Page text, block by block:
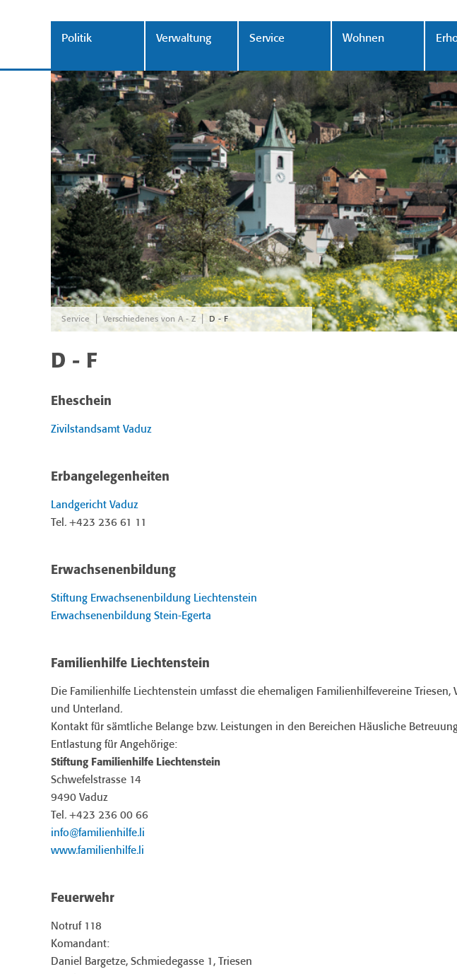
Politik Verwaltung Service Wohnen
Service Verschiedenes von A - Z D - F
D - F
Eheschein
Zivilstandsamt Vaduz
Erbangelegenheiten
Landgericht Vaduz
Tel. +423 236 61 11
Erwachsenenbildung
Stiftung Erwachsenenbildung Liechtenstein
Erwachsenenbildung Stein-Egerta
Familienhilfe Liechtenstein
Die Familienhilfe Liechtenstein umfasst die ehemaligen Familienhilfevereine Triesen,
und Unterland.
Kontakt für sämtliche Belange bzw. Leistungen in den Bereichen Häusliche
Entlastung für Angehörige:
Stiftung Familienhilfe Liechtenstein
Schwefelstrasse 14
9490 Vaduz
Tel. +423 236 00 66
info@familienhilfe.li
www.familienhilfe.li
Feuerwehr
Notruf 118
Komandant:
Daniel Bargetze, Schmiedegasse 1, Triesen